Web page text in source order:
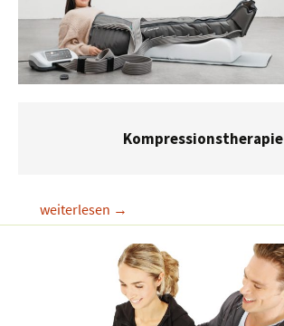
Kompressionstherapie
Kompressionstherapie
weiterlesen →